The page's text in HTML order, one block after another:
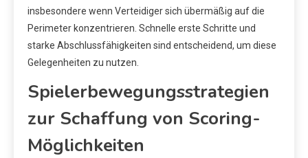
insbesondere wenn Verteidiger sich übermäßig auf die
Perimeter konzentrieren. Schnelle erste Schritte und
starke Abschlussfähigkeiten sind entscheidend, um diese
Gelegenheiten zu nutzen.
Spielerbewegungsstrategien
zur Schaffung von Scoring-
Möglichkeiten